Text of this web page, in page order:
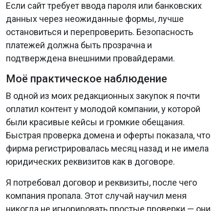
Если сайт требует ввода пароля или банковских
данных через неожиданные формы, лучше
остановиться и перепроверить. Безопасность
платежей должна быть прозрачна и
подтверждена внешними провайдерами.
Моё практическое наблюдение
В одной из моих редакционных закупок я почти
оплатил контент у молодой компании, у которой
были красивые кейсы и громкие обещания.
Быстрая проверка домена и оферты показала, что
фирма регистрировалась месяц назад и не имела
юридических реквизитов как в договоре.
Я потребовал договор и реквизиты, после чего
компания пропала. Этот случай научил меня
никогда не игнорировать простые проверки — они